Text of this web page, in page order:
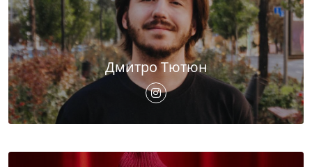
Дмитро Тютюн